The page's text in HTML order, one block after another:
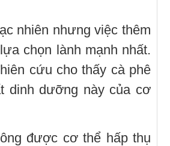
nhiên nhưng việc thêm
chọn lành mạnh nhất.
cứu cho thấy cà phê
dinh dưỡng này của cơ
được cơ thể hấp thụ